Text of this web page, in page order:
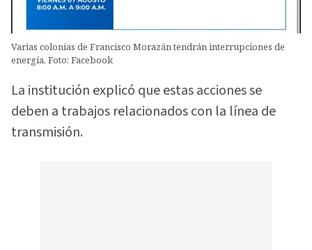
Varias colonias de Francisco Morazán tendrán interrupciones de
energía. Foto: Facebook
La institución explicó que estas acciones se
deben a trabajos relacionados con la línea de
transmisión.